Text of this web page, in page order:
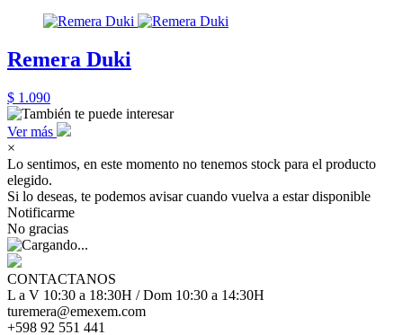
Remera Duki
$ 1.090
Ver más
×
Lo sentimos, en este momento no tenemos stock para el producto
elegido.
Si lo deseas, te podemos avisar cuando vuelva a estar disponible
Notificarme
No gracias
CONTACTANOS
L a V 10:30 a 18:30H / Dom 10:30 a 14:30H
turemera@emexem.com
+598 92 551 441